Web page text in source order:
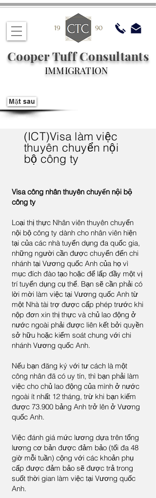
Cooper Tuff Consultants
IMMIGRATION
Mặt sau
(ICT)Visa làm việc
thuyên chuyển nội
bộ công ty
Visa công nhân thuyên chuyển nội bộ
công ty
Loại thị thực Nhân viên thuyên chuyển
nội bộ công ty dành cho nhân viên hiện
tại của các nhà tuyển dụng đa quốc gia,
những người cần được chuyển đến chi
nhánh tại Vương quốc Anh của họ vì
mục đích đào tạo hoặc để lấp đầy một vị
trí tuyển dụng cụ thể. Bạn sẽ cần phải có
lời mời làm việc tại Vương quốc Anh từ
một Nhà tài trợ được cấp phép trước khi
nộp đơn xin thị thực và chủ lao động ở
nước ngoài phải được liên kết bởi quyền
sở hữu hoặc kiểm soát chung với chi
nhánh Vương quốc Anh.
Nếu bạn đăng ký với tư cách là một
công nhân đã có uy tín, thì bạn phải làm
việc cho chủ lao động của mình ở nước
ngoài ít nhất 12 tháng, trừ khi bạn kiếm
được 73.900 bảng Anh trở lên ở Vương
quốc Anh.
Việc đánh giá mức lương dựa trên tổng
lương cơ bản được đảm bảo (tối đa 48
giờ mỗi tuần) cộng với các khoản phụ
cấp được đảm bảo sẽ được trả trong
suốt thời gian làm việc tại Vương quốc
Anh.